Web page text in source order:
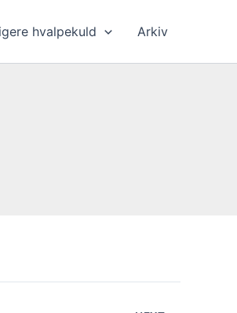
hvalpekuld Arkiv